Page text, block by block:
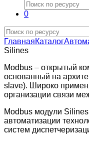
0
ГлавнаяКаталог
Silines
Modbus – открытый
основанный на
slave). Широко
организации связи
Modbus модули
автоматизации
систем